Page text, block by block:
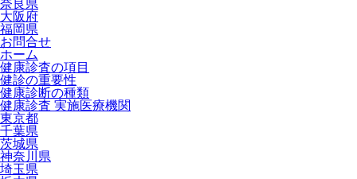
奈良県
大阪府
福岡県
お問合せ
ホーム
健康診査の項目
健診の重要性
健康診断の種類
健康診査 実施医療機関
東京都
千葉県
茨城県
神奈川県
埼玉県